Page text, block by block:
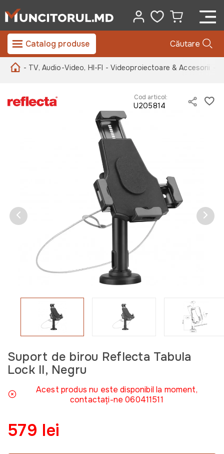
Catalog produse Căutare
- TV, Audio-Video, HI-FI - Videoproiectoare & Accesorii
Cod articol:
U205814
Suport de birou Reflecta Tabula
Lock II, Negru
Acest produs nu este disponibil la moment,
contactați-ne 060411511
579 lei